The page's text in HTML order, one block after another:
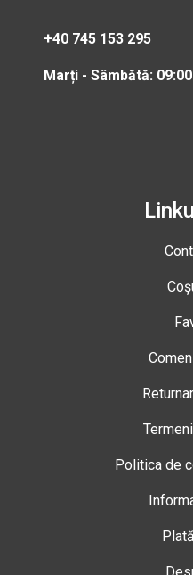
+40 745 153 295
Marți - Sâmbătă:
Politica de